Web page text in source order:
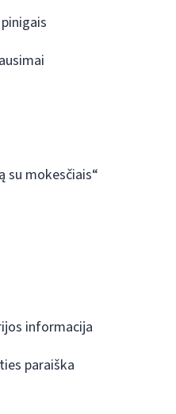
su mokesčiais“
informacija
paraiška